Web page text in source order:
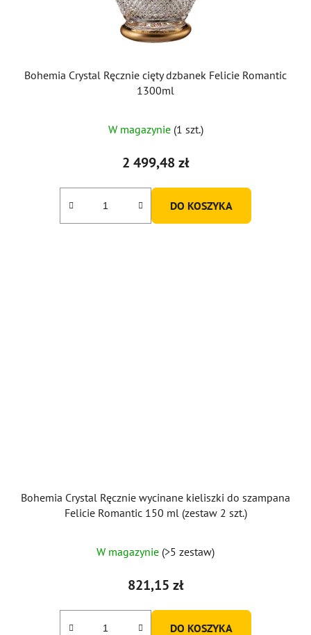
Bohemia Crystal Ręcznie cięty dzbanek Felicie Romantic
1300ml
W magazynie (1 szt.)
2 499,48 zł
DO KOSZYKA
Bohemia Crystal Ręcznie wycinane kieliszki do szampana
Felicie Romantic 150 ml (zestaw 2 szt.)
W magazynie (>5 zestaw)
821,15 zł
DO KOSZYKA